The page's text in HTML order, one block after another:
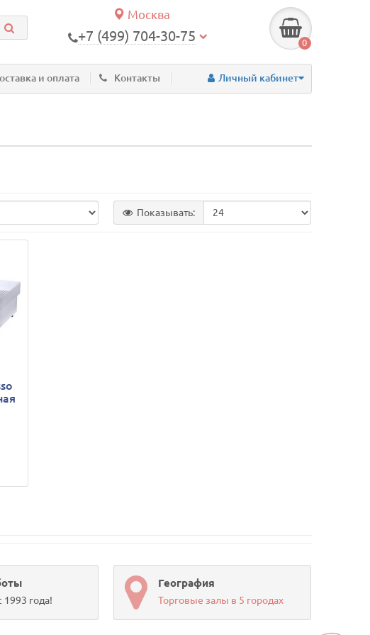
Москва
+7 (499) 704-30-75 0
и оплата Контакты Личный кабинет
Показывать:
1993 года!
География
Торговые залы в 5 городах